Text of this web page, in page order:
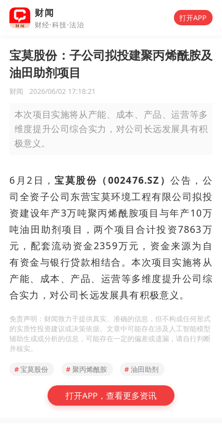
财闻
财经·科技·法治
打开APP
宝莫股份：子公司拟投建聚丙烯酰胺及
油田助剂项目
财闻 2026/06/02 17:18:21
本次项目实施将从产能、成本、产品、运营等多
维度提升公司综合实力，对公司长远发展具有积
极意义。
6月2日，宝莫股份（002476.SZ）公告，公
司全资子公司东营宝莫环境工程有限公司拟投
资建设年产3万吨聚丙烯酰胺项目与年产10万
吨油田助剂项目，两个项目合计投资7863万
元，配套流动资金2359万元，资金来源为自
有资金与银行贷款相结合。本次项目实施将从
产能、成本、产品、运营等多维度提升公司综
合实力，对公司长远发展具有积极意义。
免责声明：财闻致力于提供真实、准确的信息，但不构成任何形式
的实质性投资建议或决策依据。文章中可能存在涉及人工智能模型
辅助生成或分析的信息，可能存在一定的偏差或遗漏，请自行判断
并核实。
#宝莫股份 # 聚丙烯酰胺 # 油田助剂
打开APP，查看更多资讯